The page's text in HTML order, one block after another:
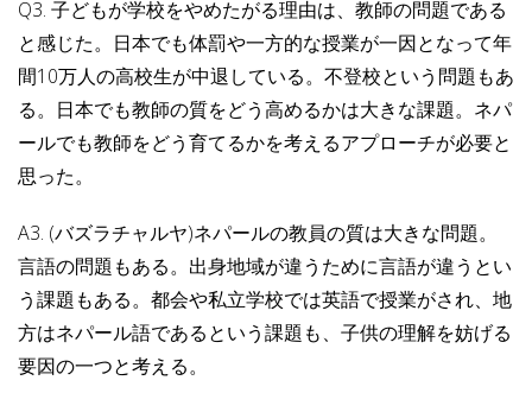
Q3. 子どもが学校をやめたがる理由は、教師の問題である
と感じた。日本でも体罰や一方的な授業が一因となって年
間10万人の高校生が中退している。不登校という問題もあ
る。日本でも教師の質をどう高めるかは大きな課題。ネパ
ールでも教師をどう育てるかを考えるアプローチが必要と
思った。
A3. (バズラチャルヤ)ネパールの教員の質は大きな問題。
言語の問題もある。出身地域が違うために言語が違うとい
う課題もある。都会や私立学校では英語で授業がされ、地
方はネパール語であるという課題も、子供の理解を妨げる
要因の一つと考える。